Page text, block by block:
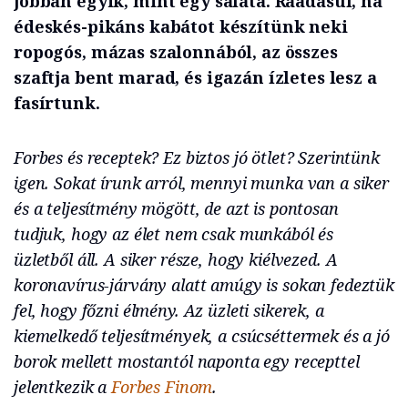
édeskés-pikáns kabátot készítünk neki
ropogós, mázas szalonnából, az összes
szaftja bent marad, és igazán ízletes lesz a
fasírtunk.
Forbes és receptek? Ez biztos jó ötlet? Szerintünk
igen. Sokat írunk arról, mennyi munka van a siker
és a teljesítmény mögött, de azt is pontosan
tudjuk, hogy az élet nem csak munkából és
üzletből áll. A siker része, hogy kiélvezed. A
koronavírus-járvány alatt amúgy is sokan fedeztük
fel, hogy főzni élmény. Az üzleti sikerek, a
kiemelkedő teljesítmények, a csúcséttermek és a jó
borok mellett mostantól naponta egy recepttel
jelentkezik aForbes Finom.